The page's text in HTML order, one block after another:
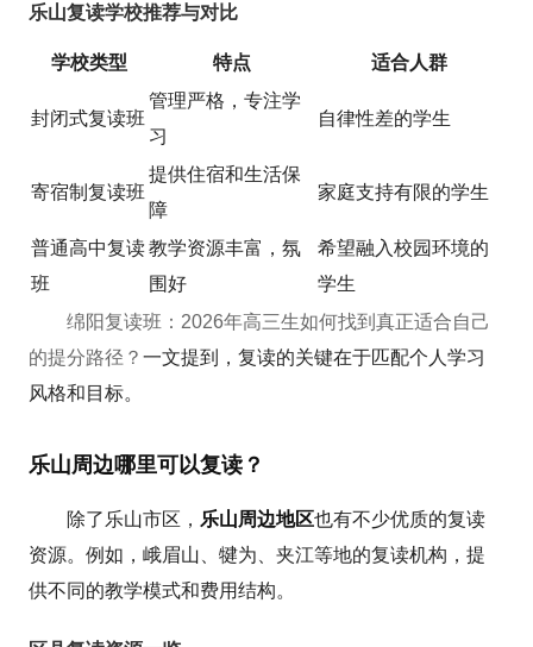
乐山复读学校推荐与对比
学校类型 特点 适合人群
封闭式复读班
管理严格，专注学
习
自律性差的学生
寄宿制复读班
提供住宿和生活保
障
家庭支持有限的学生
普通高中复读
班
教学资源丰富，氛
围好
希望融入校园环境的
学生
绵阳复读班：2026年高三生如何找到真正适合自己
的提分路径？一文提到，复读的关键在于匹配个人学习
风格和目标。
乐山周边哪里可以复读？
除了乐山市区， 乐山周边地区也有不少优质的复读
资源。例如，峨眉山、犍为、夹江等地的复读机构，提
供不同的教学模式和费用结构。